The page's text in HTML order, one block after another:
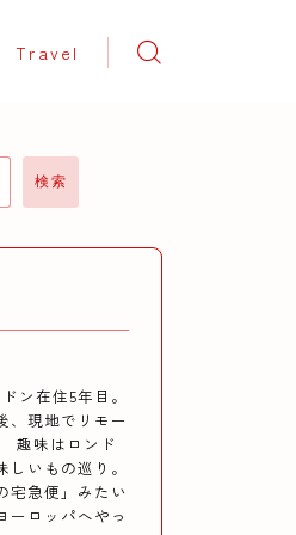
Travel
検索
ン在住5年目。
、現地でリモー
趣味はロンド
いもの巡り。
宅急便」みたい
ーロッパへやっ